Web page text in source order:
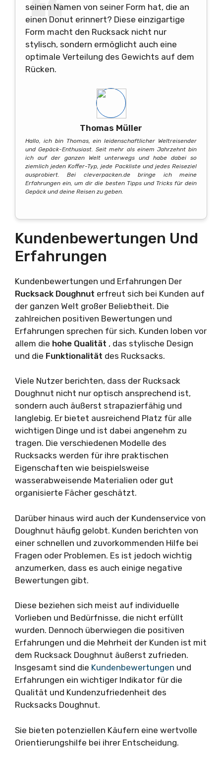
seinen Namen von seiner Form hat, die an
einen Donut erinnert? Diese einzigartige
Form macht den Rucksack nicht nur
stylisch, sondern ermöglicht auch eine
optimale Verteilung des Gewichts auf dem
Rücken.
Thomas Müller
Hallo, ich bin Thomas, ein leidenschaftlicher Weltreisender
und Gepäck-Enthusiast. Seit mehr als einem Jahrzehnt bin
ich auf der ganzen Welt unterwegs und habe dabei so
ziemlich jeden Koffer-Typ, jede Packliste und jedes Reiseziel
ausprobiert. Bei cleverpacken.de bringe ich meine
Erfahrungen ein, um dir die besten Tipps und Tricks für dein
Gepäck und deine Reisen zu geben.
Kundenbewertungen Und
Erfahrungen
Kundenbewertungen und Erfahrungen Der
Rucksack Doughnut erfreut sich bei Kunden auf
der ganzen Welt großer Beliebtheit. Die
zahlreichen positiven Bewertungen und
Erfahrungen sprechen für sich. Kunden loben vor
allem die hohe Qualität , das stylische Design
und die Funktionalität des Rucksacks.
Viele Nutzer berichten, dass der Rucksack
Doughnut nicht nur optisch ansprechend ist,
sondern auch äußerst strapazierfähig und
langlebig. Er bietet ausreichend Platz für alle
wichtigen Dinge und ist dabei angenehm zu
tragen. Die verschiedenen Modelle des
Rucksacks werden für ihre praktischen
Eigenschaften wie beispielsweise
wasserabweisende Materialien oder gut
organisierte Fächer geschätzt.
Darüber hinaus wird auch der Kundenservice von
Doughnut häufig gelobt. Kunden berichten von
einer schnellen und zuvorkommenden Hilfe bei
Fragen oder Problemen. Es ist jedoch wichtig
anzumerken, dass es auch einige negative
Bewertungen gibt.
Diese beziehen sich meist auf individuelle
Vorlieben und Bedürfnisse, die nicht erfüllt
wurden. Dennoch überwiegen die positiven
Erfahrungen und die Mehrheit der Kunden ist mit
dem Rucksack Doughnut äußerst zufrieden.
Insgesamt sind die Kundenbewertungen und
Erfahrungen ein wichtiger Indikator für die
Qualität und Kundenzufriedenheit des
Rucksacks Doughnut.
Sie bieten potenziellen Käufern eine wertvolle
Orientierungshilfe bei ihrer Entscheidung.